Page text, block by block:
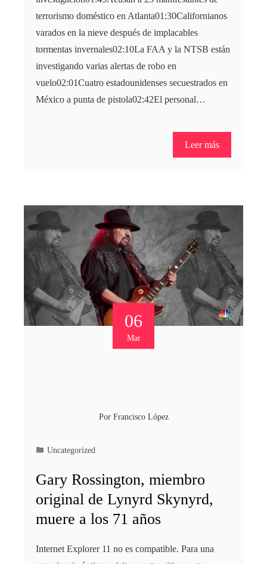
terrorismo doméstico en Atlanta01:30Californianos
varados en la nieve después de implacables
tormentas invernales02:10La FAA y la NTSB están
investigando varias alertas de robo en
vuelo02:01Cuatro estadounidenses secuestrados en
México a punta de pistola02:42El personal…
Leer más
06
Mar
Por Francisco López
Uncategorized
Gary Rossington, miembro
original de Lynyrd Skynyrd,
muere a los 71 años
Internet Explorer 11 no es compatible. Para una